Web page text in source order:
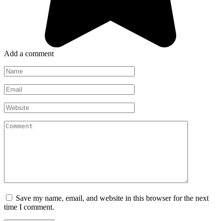
Add a comment
Name
*
Email
*
Website
Comment
Save my name, email, and website in this browser for the next
time I comment.